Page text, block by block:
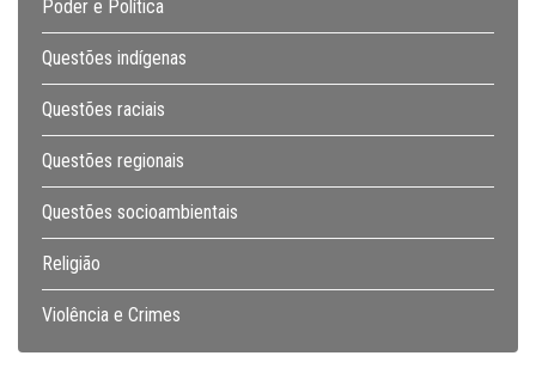
Poder e Política
Questões indígenas
Questões raciais
Questões regionais
Questões socioambientais
Religião
Violência e Crimes